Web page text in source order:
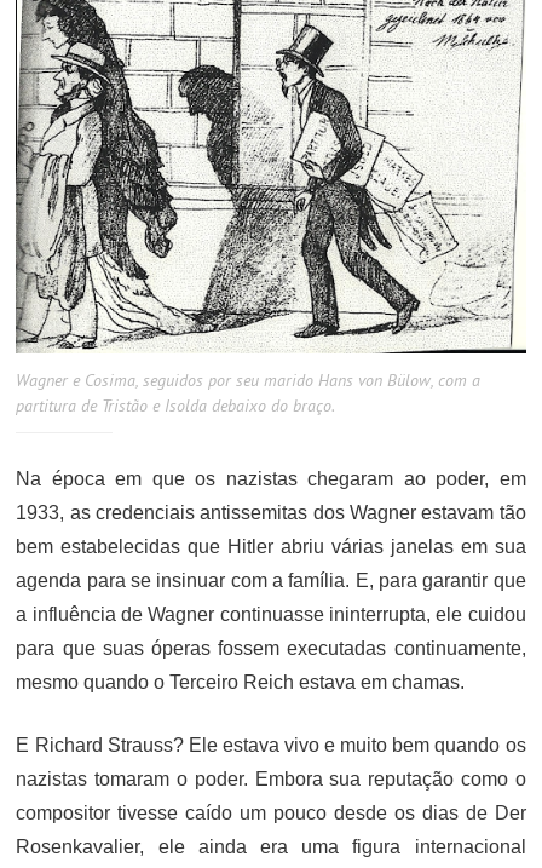
Wagner e Cosima, seguidos por seu marido Hans von Bülow, com a
partitura de Tristão e Isolda debaixo do braço.
Na época em que os nazistas chegaram ao poder, em
1933, as credenciais antissemitas dos Wagner estavam tão
bem estabelecidas que Hitler abriu várias janelas em sua
agenda para se insinuar com a família. E, para garantir que
a influência de Wagner continuasse ininterrupta, ele cuidou
para que suas óperas fossem executadas continuamente,
mesmo quando o Terceiro Reich estava em chamas.
E Richard Strauss? Ele estava vivo e muito bem quando os
nazistas tomaram o poder. Embora sua reputação como o
compositor tivesse caído um pouco desde os dias de Der
Rosenkavalier, ele ainda era uma figura internacional